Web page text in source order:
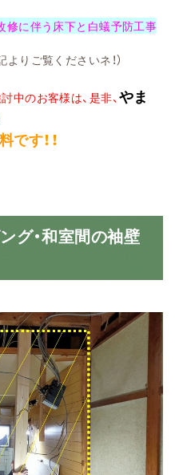
修に伴う床下と白蟻予防工事
りご覧くださいネ！）
中のお客様は、是非、やま
す！！
グ・和室間の袖壁